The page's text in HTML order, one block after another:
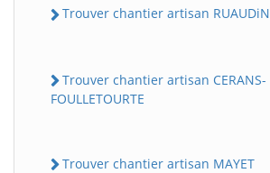
Trouver chantier artisan RUAUDiN
Trouver chantier artisan CERANS-
FOULLETOURTE
Trouver chantier artisan MAYET